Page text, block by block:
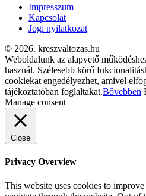
Impresszum
Kapcsolat
Jogi nyilatkozat
© 2026. kreszvaltozas.hu
Weboldalunk az alapvető
használ. Szélesebb körű
cookiekat engedélyezhet, amivel
tájékoztatóban foglaltakat.Bővebben
Manage consent
Close
Privacy Overview
This website uses cookies to